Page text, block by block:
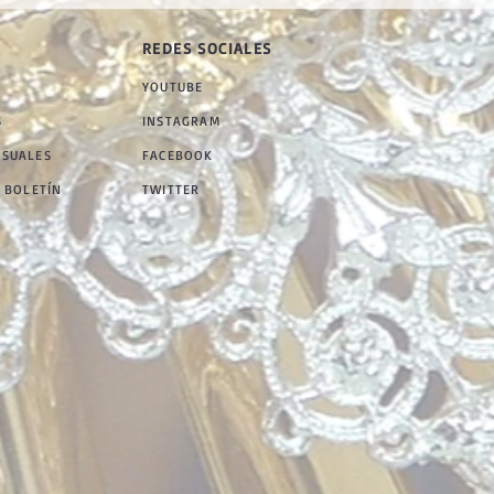
BOLETÍN
REDES SOCIALES
YOUTUBE
INSTAGRAM
FACEBOOK
TWITTER